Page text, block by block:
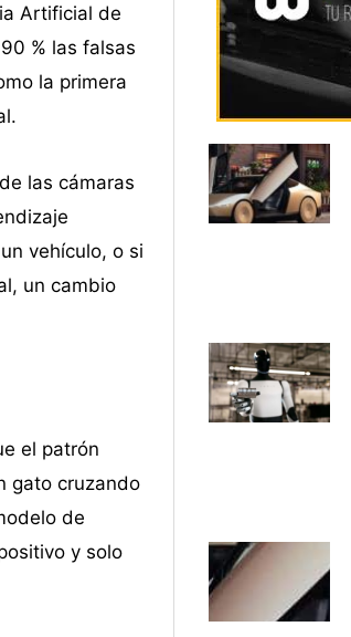
Artificial de
% las falsas
la primera
las cámaras
vehículo, o si
un cambio
el patrón
gato cruzando
de
y solo